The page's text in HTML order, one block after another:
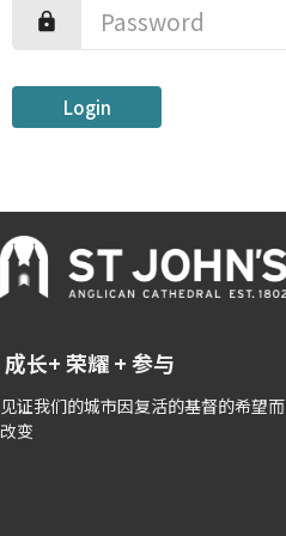
Login
成长+ 荣耀 + 参与
见证我们的城市因复活的基督的希望而
改变